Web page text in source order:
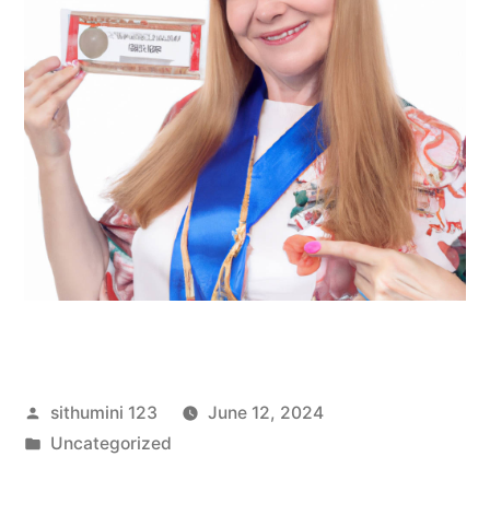
Posted
by
sithumini 123
June 12, 2024
Posted
Uncategorized